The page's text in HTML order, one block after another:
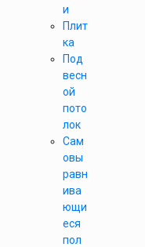
и
Плит
ка
Под
весн
ой
пото
лок
Сам
овы
равн
ива
ющи
еся
пол